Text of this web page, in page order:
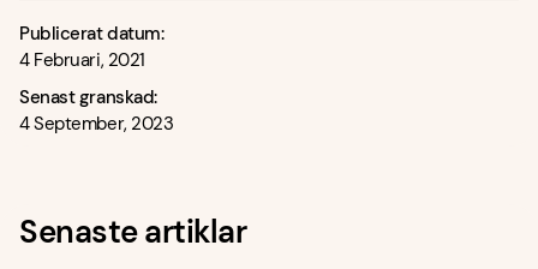
Publicerat datum:
4 Februari, 2021
Senast granskad:
4 September, 2023
Senaste artiklar